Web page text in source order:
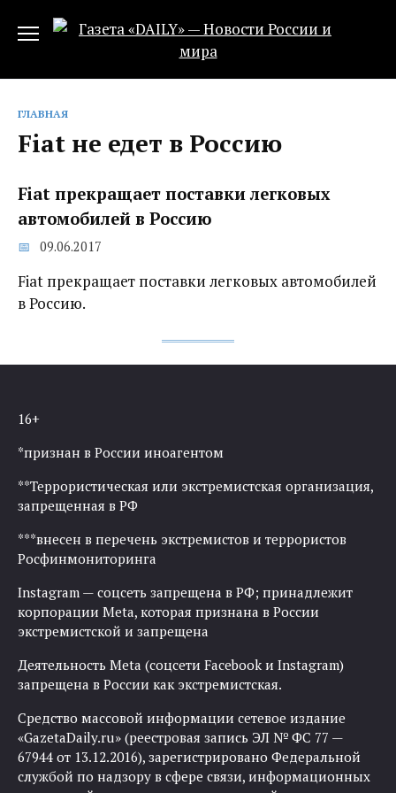
ГЛАВНАЯ
Fiat не едет в Россию
Fiat прекращает поставки легковых
автомобилей в Россию
09.06.2017
Fiat прекращает поставки легковых автомобилей
в Россию.
16+
*признан в России иноагентом
**Террористическая или экстремистская организация,
запрещенная в РФ
***внесен в перечень экстремистов и террористов
Росфинмониторинга
Instagram — соцсеть запрещена в РФ; принадлежит
корпорации Meta, которая признана в России
экстремистской и запрещена
Деятельность Meta (соцсети Facebook и Instagram)
запрещена в России как экстремистская.
Средство массовой информации сетевое издание
«GazetaDaily.ru» (реестровая запись ЭЛ № ФС 77 —
67944 от 13.12.2016), зарегистрировано Федеральной
службой по надзору в сфере связи, информационных